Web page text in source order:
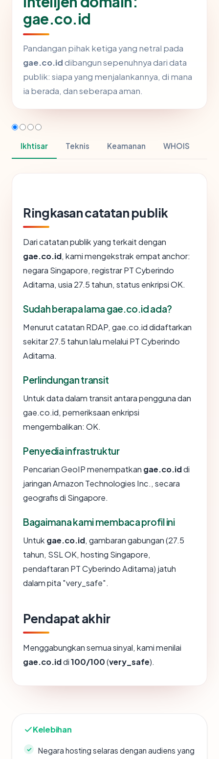
gae.co.id
Pandangan pihak ketiga yang netral pada
gae.co.iddibangun sepenuhnya dari data
publik: siapa yang menjalankannya, di mana
ia berada, dan seberapa aman.
Ikhtisar Teknis Keamanan WHOIS
Ringkasan catatan publik
Dari catatan publik yang terkait dengan
gae.co.id, kami mengekstrak empat anchor:
negara Singapore, registrar PT Cyberindo
Aditama, usia 27.5 tahun, status enkripsi OK.
Sudah berapa lama gae.co.id ada?
Menurut catatan RDAP, gae.co.id didaftarkan
sekitar 27.5 tahun lalu melalui PT Cyberindo
Aditama.
Perlindungan transit
Untuk data dalam transit antara pengguna dan
gae.co.id, pemeriksaan enkripsi
mengembalikan: OK.
Penyedia infrastruktur
Pencarian GeoIP menempatkan gae.co.iddi
jaringan Amazon Technologies Inc., secara
geografis di Singapore.
Bagaimana kami membaca profil ini
Untuk gae.co.id, gambaran gabungan (27.5
tahun, SSL OK, hosting Singapore,
pendaftaran PT Cyberindo Aditama) jatuh
dalam pita "very_safe".
Pendapat akhir
Menggabungkan semua sinyal, kami menilai
gae.co.iddi100/100(very_safe).
Kelebihan
Negara hosting selaras dengan audiens yang